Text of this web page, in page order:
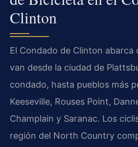
Clinton
El Condado de Clinton abarca
van desde la ciudad de
condado, hasta pueblos más
Keeseville, Rouses Point,
Champlain y Saranac. Los
región del North Country